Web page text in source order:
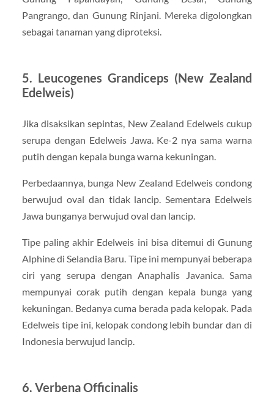
Pangrango, dan Gunung Rinjani. Mereka digolongkan
sebagai tanaman yang diproteksi.
5. Leucogenes Grandiceps (New Zealand
Edelweis)
Jika disaksikan sepintas, New Zealand Edelweis cukup
serupa dengan Edelweis Jawa. Ke-2 nya sama warna
putih dengan kepala bunga warna kekuningan.
Perbedaannya, bunga New Zealand Edelweis condong
berwujud oval dan tidak lancip. Sementara Edelweis
Jawa bunganya berwujud oval dan lancip.
Tipe paling akhir Edelweis ini bisa ditemui di Gunung
Alphine di Selandia Baru. Tipe ini mempunyai beberapa
ciri yang serupa dengan Anaphalis Javanica. Sama
mempunyai corak putih dengan kepala bunga yang
kekuningan. Bedanya cuma berada pada kelopak. Pada
Edelweis tipe ini, kelopak condong lebih bundar dan di
Indonesia berwujud lancip.
6. Verbena Officinalis